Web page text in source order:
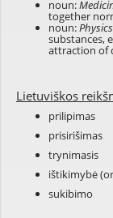
noun:
together
noun:Physics
substances,
attraction of
Lietuviškos
prilipimas
prisirišimas
trynimasis
ištikimybė
sukibimo